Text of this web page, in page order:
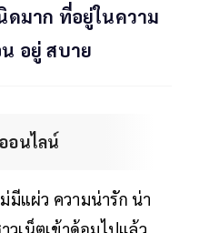
ดมาก ที่อยู่ในความ
อยู่ สบาย
อนไลน์
มีแผ่ว ความน่ารัก น่า